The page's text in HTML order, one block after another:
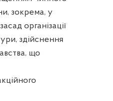
зокрема, у
організації
здійснення
що